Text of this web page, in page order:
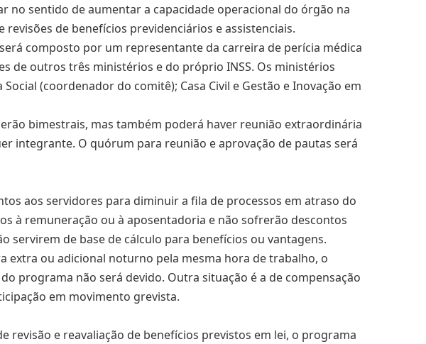
no sentido de aumentar a capacidade operacional do órgão na
revisões de benefícios previdenciários e assistenciais.
composto por um representante da carreira de perícia médica
de outros três ministérios e do próprio INSS. Os ministérios
(coordenador do comitê); Casa Civil e Gestão e Inovação em
bimestrais, mas também poderá haver reunião extraordinária
integrante. O quórum para reunião e aprovação de pautas será
aos servidores para diminuir a fila de processos em atraso do
à remuneração ou à aposentadoria e não sofrerão descontos
servirem de base de cálculo para benefícios ou vantagens.
extra ou adicional noturno pela mesma hora de trabalho, o
programa não será devido. Outra situação é a de compensação
em movimento grevista.
revisão e reavaliação de benefícios previstos em lei, o programa